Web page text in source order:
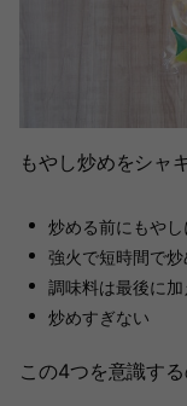
もやし炒めをシャ
炒める前にもや
強火で短時間で炒
調味料は最後に加
炒めすぎない
この4つを意識する